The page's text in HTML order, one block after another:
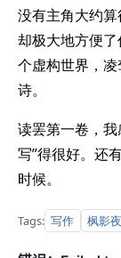
没有主角大约
却极大地方便
个虚构世界，
诗。
读罢第一卷，
写”得很好。还
时候。
Tags: 写作 枫影